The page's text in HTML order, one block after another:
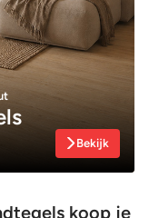
Bekijk
koop je